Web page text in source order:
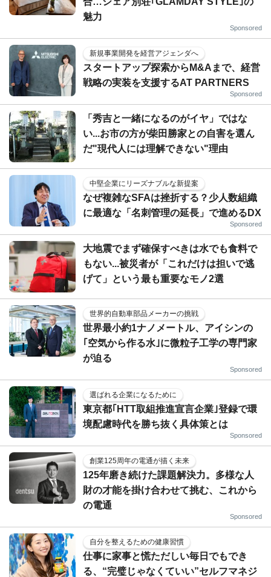
魅力
Sponsored
新規事業開発を経営アジェンダへ
スタートアップ探索からM&Aまで、経営
戦略の実装を支援するAT PARTNERS
Sponsored
「秀吉と一緒になるのがイヤ」ではな
い...お市の方が柴田勝家との自害を選ん
だ"現代人には理解できない"理由
中堅企業にリーズナブルな新提案
なぜ複雑なSFAは挫折する？少人数組織
に最適な「名刺管理の延長」で進めるDX
Sponsored
大地震でまず確保すべきは水でも食料で
もない...被災者が「これだけは担いで逃
げて」という最も重要なモノ2選
世界的自動車部品メーカーの挑戦
世界最小約1ナノメートル、アイシンの
｢空気から作る水｣に微粒子工学の専門家
が迫る
Sponsored
選ばれる企業になるために
東京都｢HTT取組推進宣言企業｣登録で環
境配慮時代を勝ち抜く具体策とは
Sponsored
創業125周年の電通が描く未来
125年磨き続けた課題解決力。多様な人
財の才能を掛け合わせて挑む、これから
の電通
Sponsored
自分を整えるための健康習慣
仕事に家事と慌ただしい毎日でもでき
る、“完璧じゃなくていい”セルフマネジ